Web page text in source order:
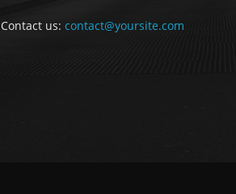
Contact us: contact@yoursite.com